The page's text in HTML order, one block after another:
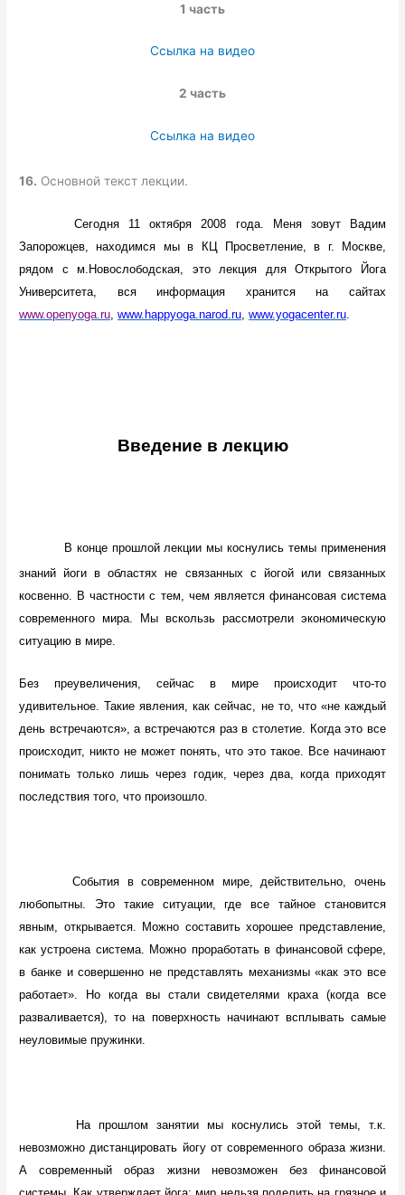
1 часть
Ссылка на видео
2 часть
Ссылка на видео
16. Основной текст лекции.
Сегодня 11 октября 2008 года.
Меня зовут Вадим
Запорожцев, находимся мы в КЦ Просветление, в г. Москве,
рядом с м.Новослободская, это лекция для Открытого Йога
Университета, вся информация хранится на сайтах
www.openyoga.ru,www.happyoga.narod.ru,www.yogacenter.ru.
Введение в лекцию
В конце прошлой лекции мы коснулись темы применения
знаний йоги в областях не связанных с йогой или связанных
косвенно. В частности с тем, чем является финансовая система
современного мира. Мы вскользь рассмотрели экономическую
ситуацию в мире.
Без преувеличения, сейчас в мире происходит что-то
удивительное. Такие явления, как сейчас, не то, что «не каждый
день встречаются», а встречаются раз в столетие. Когда это все
происходит, никто не может понять, что это такое. Все начинают
понимать только лишь через годик, через два, когда приходят
последствия того, что произошло.
События в современном мире, действительно, очень
любопытны. Это такие ситуации, где все тайное становится
явным, открывается. Можно составить хорошее представление,
как устроена система. Можно проработать в финансовой сфере,
в банке и совершенно не представлять механизмы «как это все
работает». Но когда вы стали свидетелями краха (когда все
разваливается), то на поверхность начинают всплывать самые
неуловимые пружинки.
На прошлом занятии мы коснулись этой темы, т.к.
невозможно дистанцировать йогу от современного образа жизни.
А современный образ жизни невозможен без финансовой